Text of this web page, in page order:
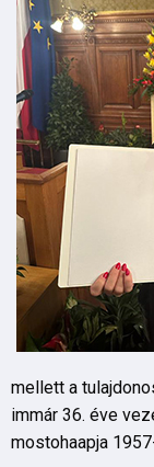
mellett a
immár 36. éve
mostohaapja